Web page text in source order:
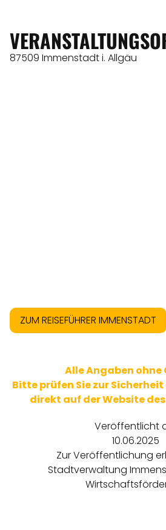
87509 Immenstadt i. Allgäu
ZUM REISEFÜHRER IMMENSTADT
Alle Angaben ohne
Bitte prüfen Sie zur
direkt auf der Website
Veröffentlicht
10.06.2025
Zur Veröffentlichung
Stadtverwaltung